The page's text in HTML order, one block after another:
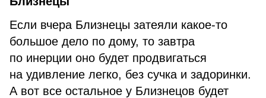
Если вчера Близнецы затеяли какое-то
большое дело по дому, то завтра
по инерции оно будет продвигаться
на удивление легко, без сучка и задоринки.
А вот все остальное у Близнецов будет